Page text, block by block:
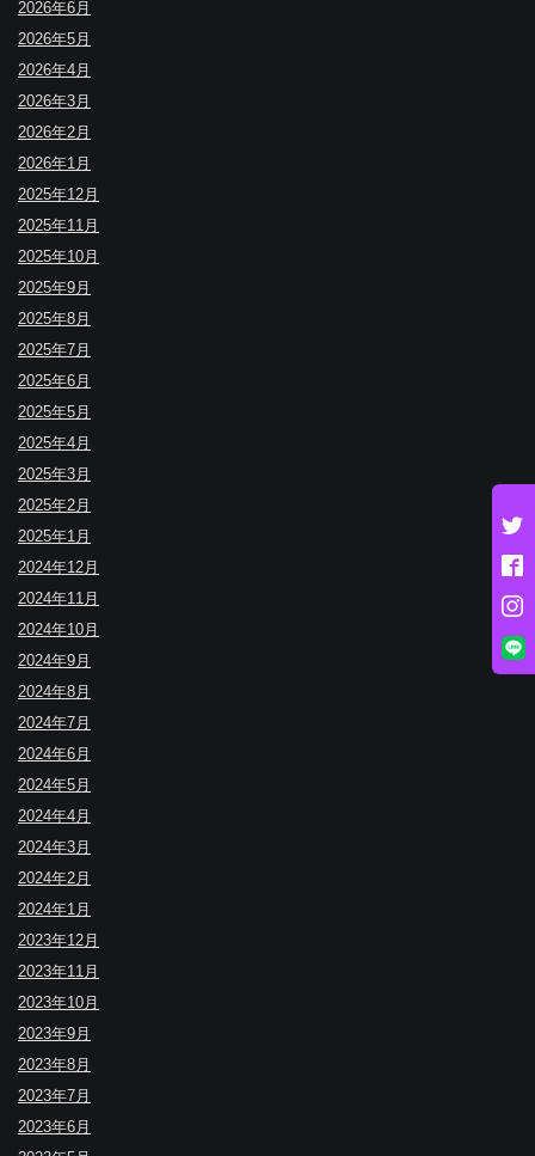
2026年6月
2026年5月
2026年4月
2026年3月
2026年2月
2026年1月
2025年12月
2025年11月
2025年10月
2025年9月
2025年8月
2025年7月
2025年6月
2025年5月
2025年4月
2025年3月
2025年2月
2025年1月
2024年12月
2024年11月
2024年10月
2024年9月
2024年8月
2024年7月
2024年6月
2024年5月
2024年4月
2024年3月
2024年2月
2024年1月
2023年12月
2023年11月
2023年10月
2023年9月
2023年8月
2023年7月
2023年6月